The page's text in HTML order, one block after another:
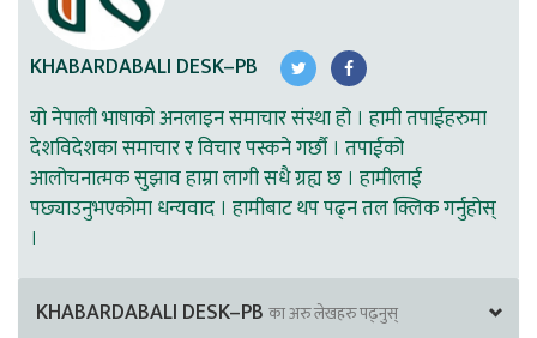
KHABARDABALI DESK–PB
यो नेपाली भाषाको अनलाइन समाचार संस्था हो । हामी तपाईहरुमा
देशविदेशका समाचार र विचार पस्कने गर्छौ । तपाईको
आलोचनात्मक सुझाव हाम्रा लागी सधै ग्रह्य छ । हामीलाई
पछ्याउनुभएकोमा धन्यवाद । हामीबाट थप पढ्न तल क्लिक गर्नुहोस्
।
KHABARDABALI DESK–PB का अरु लेखहरु पढ्नुस्